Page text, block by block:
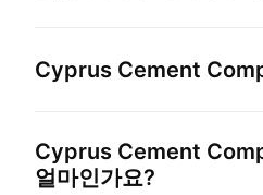
Cyprus Cement
Cyprus Cement
얼마인가요?